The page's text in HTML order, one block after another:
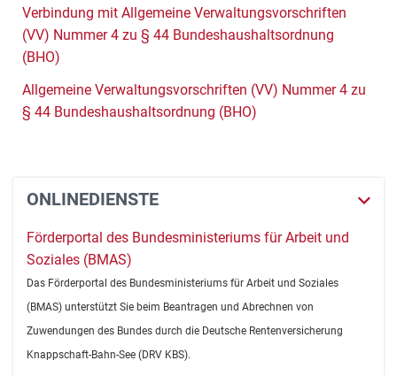
Verbindung mit Allgemeine Verwaltungsvorschriften
(VV) Nummer 4 zu § 44 Bundeshaushaltsordnung
(BHO)
Allgemeine Verwaltungsvorschriften (VV) Nummer 4 zu
§ 44 Bundeshaushaltsordnung (BHO)
ONLINEDIENSTE
Förderportal des Bundesministeriums für Arbeit und
Soziales (BMAS)
Das Förderportal des Bundesministeriums für Arbeit und Soziales
(BMAS) unterstützt Sie beim Beantragen und Abrechnen von
Zuwendungen des Bundes durch die Deutsche Rentenversicherung
Knappschaft-Bahn-See (DRV KBS).